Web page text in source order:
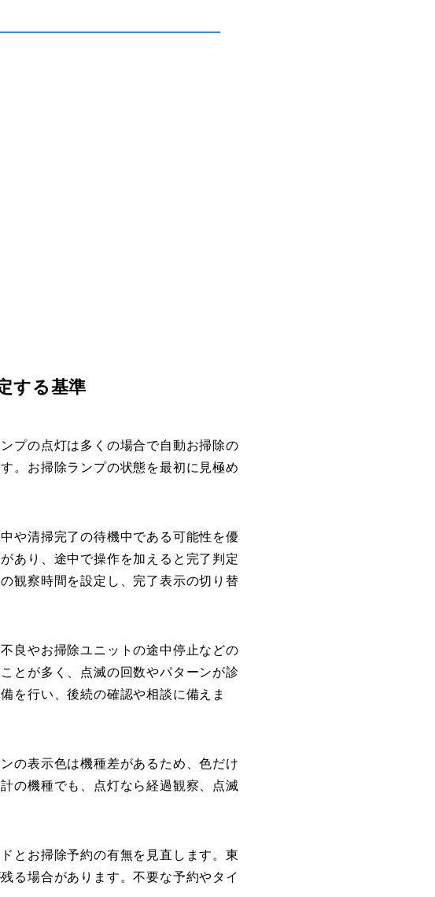
する基準
プの点灯は多くの場合で自動お掃除の
。お掃除ランプの状態を最初に見極め
や清掃完了の待機中である可能性を優
あり、途中で操作を加えると完了判定
観察時間を設定し、完了表示の切り替
良やお掃除ユニットの途中停止などの
とが多く、点滅の回数やパターンが診
を行い、後続の確認や相談に備えま
の表示色は機種差があるため、色だけ
の機種でも、点灯なら経過観察、点滅
とお掃除予約の有無を見直します。東
る場合があります。不要な予約やタイ